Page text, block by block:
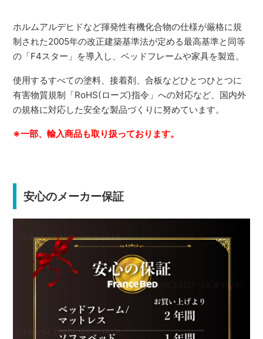
ホルムアルデヒドなど揮発性有機化合物の仕様が厳格に規
制された2005年の改正建築基準法が定める最高基準と同等
の「F4スター」を導入し、ベッドフレームや家具を製造。
使用するすべての塗料、接着剤、合板などひとつひとつに
有害物質規制「RoHS(ローズ)指令」への対応など、国内外
の規格に対応した安全な製品づくりに努めています。
※一部、輸入商品も取り扱っております。
安心のメーカー保証